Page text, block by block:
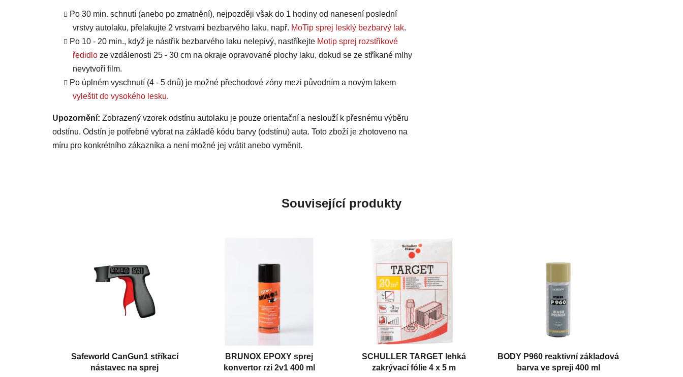
Po 30 min. schnutí (anebo po zmatnění), nejpozději však do 1 hodiny od nanesení poslední
vrstvy autolaku, přelakujte 2 vrstvami bezbarvého laku, např. MoTip sprej lesklý bezbarvý lak.
Po 10 - 20 min., když je nástřik bezbarvého laku nelepivý, nastříkejte Motip sprej rozstřikové
ředidlo ze vzdálenosti 25 - 30 cm na okraje opravované plochy laku, dokud se ze stříkané mlhy
nevytvoří film.
Po úplném vyschnutí (4 - 5 dnů) je možné přechodové zóny mezi původním a novým lakem
vyleštit do vysokého lesku.
Upozornění: Zobrazený vzorek odstínu autolaku je pouze orientační a neslouží k přesnému výběru
odstínu. Odstín je potřebné vybrat na základě kódu barvy (odstínu) auta. Toto zboží je zhotoveno na
míru pro konkrétního zákazníka a není možné jej vrátit anebo vyměnit.
Související produkty
Safeworld CanGun1 stříkací
nástavec na sprej
BRUNOX EPOXY sprej
konvertor rzi 2v1 400 ml
SCHULLER TARGET lehká
zakrývací fólie 4 x 5 m
BODY P960 reaktivní základová
barva ve spreji 400 ml